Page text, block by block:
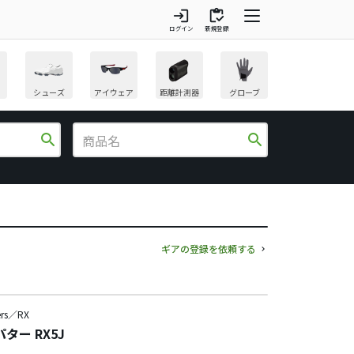
login
ログイン
inventory
新規登録
シューズ アイウェア 距離計測器 グローブ
search search
ギアの登録を依頼する
／RX
ター RX5J